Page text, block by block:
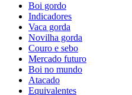
Boi gordo
Indicadores
Vaca gorda
Novilha gorda
Couro e sebo
Mercado futuro
Boi no mundo
Atacado
Equivalentes